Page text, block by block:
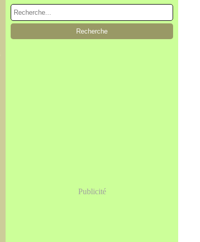
Publicité